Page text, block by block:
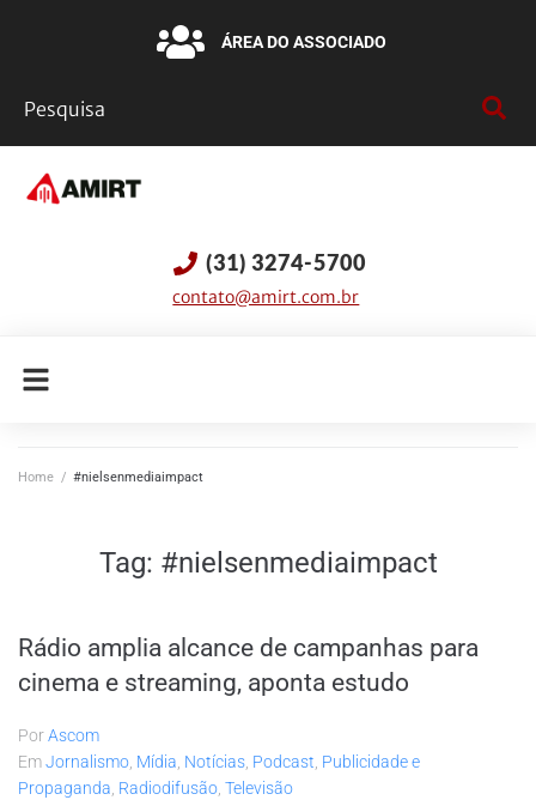
ÁREA DO ASSOCIADO
(31) 3274-5700
contato@amirt.com.br
Home / #nielsenmediaimpact
Tag: #nielsenmediaimpact
Rádio amplia alcance de campanhas para
cinema e streaming, aponta estudo
PorAscom
EmJornalismo Mídia Notícias Podcast Publicidade e
Propaganda Radiodifusão Televisão